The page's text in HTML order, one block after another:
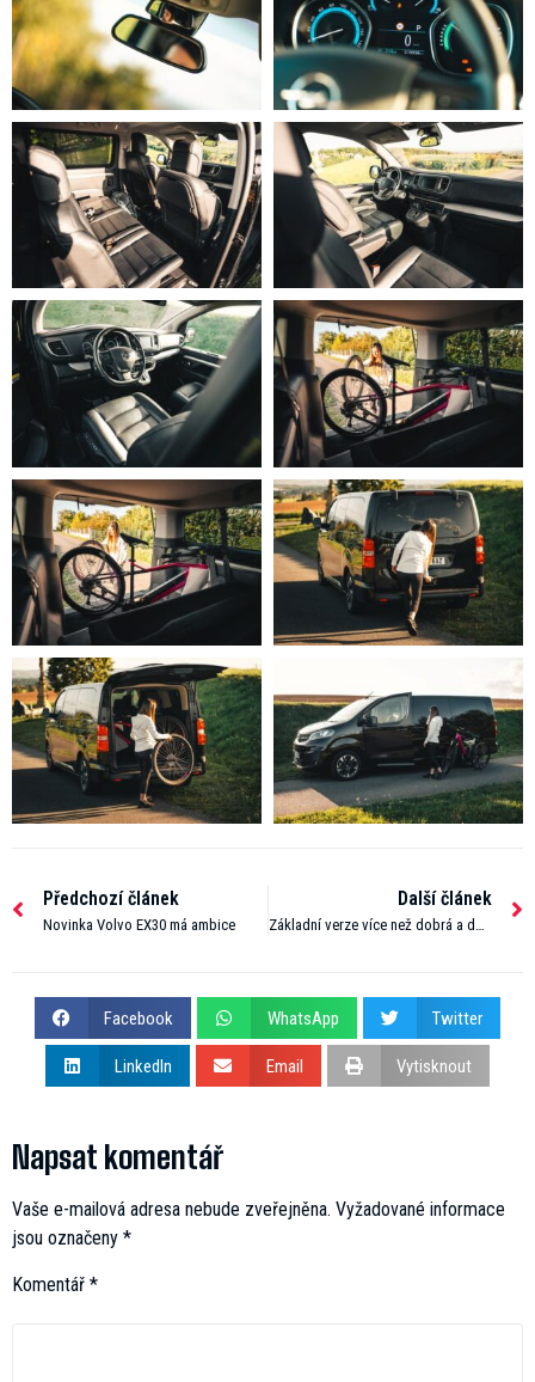
Předchozí článek
Novinka Volvo EX30 má ambice
Další článek
Základní verze více než dobrá a dostatečná!
Facebook WhatsApp Twitter
LinkedIn Email Vytisknout
Napsat komentář
Vaše e-mailová adresa nebude zveřejněna. Vyžadované informace
jsou označeny *
Komentář *